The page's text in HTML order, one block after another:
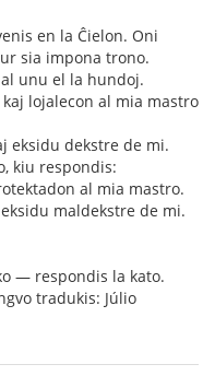
en la Ĉielon. Oni
sia impona trono.
unu el la hundoj.
lojalecon al mia mastro
dekstre de mi.
kiu respondis:
al mia mastro.
maldekstre de mi.
— respondis la kato.
tradukis: Júlio